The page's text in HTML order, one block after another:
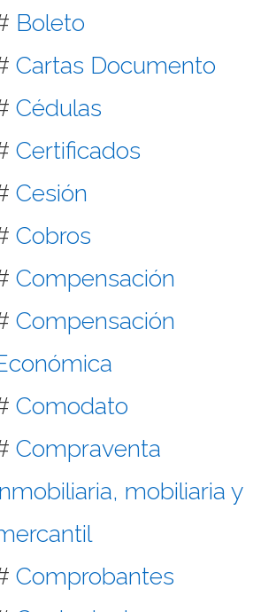
Boleto
Cartas Documento
Cédulas
Certificados
Cesión
Cobros
Compensación
Compensación
Comodato
Compraventa
mobiliaria y
Comprobantes